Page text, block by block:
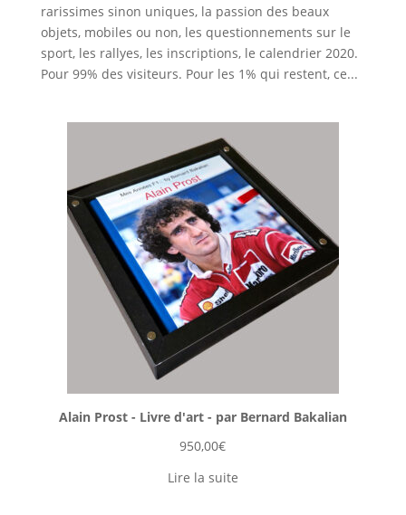
rarissimes sinon uniques, la passion des beaux
objets, mobiles ou non, les questionnements sur le
sport, les rallyes, les inscriptions, le calendrier 2020.
Pour 99% des visiteurs. Pour les 1% qui restent, ce...
Alain Prost - Livre d'art - par Bernard Bakalian
950,00€
Lire la suite